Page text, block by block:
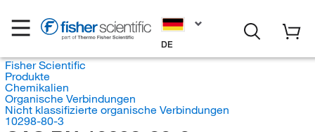
DE
Fisher Scientific
Produkte
Chemikalien
Organische Verbindungen
Nicht klassifizierte organische Verbindungen
10298-80-3